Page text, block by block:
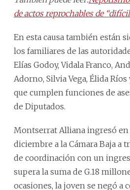
de actos reprochables de
En esta causa también están
los familiares de las
Elías Godoy, Vidala Franco,
Adorno, Silvia Vega, Élida
que cumplen funciones de
de Diputados.
Montserrat Alliana ingresó en
diciembre a la Cámara Baja a
de coordinación con un
supera la suma de G.18
ocasiones, la joven se negó a